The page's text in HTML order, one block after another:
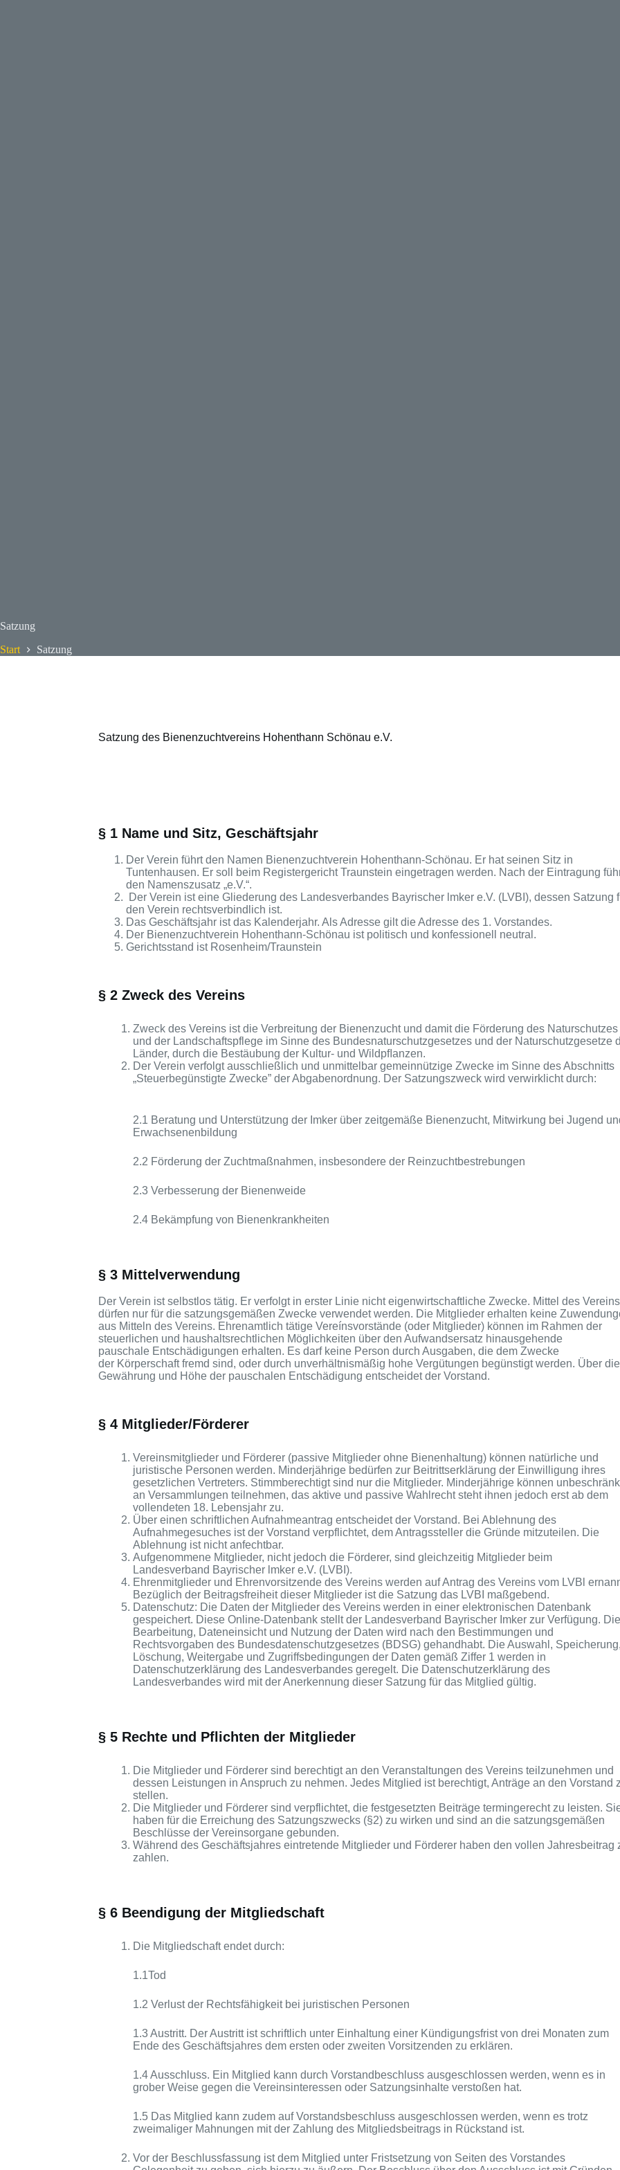
Satzung
Start Satzung
Satzung des Bienenzuchtvereins Hohenthann Schönau e.V.
§ 1 Name und Sitz, Geschäftsjahr
Der Verein führt den Namen Bienenzuchtverein Hohenthann-Schönau. Er hat seinen Sitz in
Tuntenhausen. Er soll beim Registergericht Traunstein eingetragen werden. Nach der Eintragung
den Namenszusatz „e.V.“.
Der Verein ist eine Gliederung des Landesverbandes Bayrischer lmker e.V. (LVBI), dessen Satzung
den Verein rechtsverbindlich ist.
Das Geschäftsjahr ist das Kalenderjahr. Als Adresse gilt die Adresse des 1. Vorstandes.
Der Bienenzuchtverein Hohenthann-Schönau ist politisch und konfessionell neutral.
Gerichtsstand ist Rosenheim/Traunstein
§ 2 Zweck des Vereins
Zweck des Vereins ist die Verbreitung der Bienenzucht und damit die Förderung des Naturschutzes
und der Landschaftspflege im Sinne des Bundesnaturschutzgesetzes und der Naturschutzgesetze
Länder, durch die Bestäubung der Kultur- und Wildpﬂanzen.
Der Verein verfolgt ausschließlich und unmittelbar gemeinnützige Zwecke im Sinne des Abschnitts
„Steuerbegünstigte Zwecke” der Abgabenordnung. Der Satzungszweck wird verwirklicht durch:
2.1 Beratung und Unterstützung der Imker über zeitgemäße Bienenzucht, Mitwirkung bei Jugend
Erwachsenenbildung
2.2 Förderung der Zuchtmaßnahmen, insbesondere der Reinzuchtbestrebungen
2.3 Verbesserung der Bienenweide
2.4 Bekämpfung von Bienenkrankheiten
§ 3 Mittelverwendung
Der Verein ist selbstlos tätig. Er verfolgt in erster Linie nicht eigenwirtschaftliche Zwecke. Mittel des Vereins
dürfen nur für die satzungsgemäßen Zwecke verwendet werden. Die Mitglieder erhalten keine
aus Mitteln des Vereins. Ehrenamtlich tätige Vereínsvorstände (oder Mitglieder) können im Rahmen der
steuerlichen und haushaltsrechtlichen Möglichkeiten über den Aufwandsersatz hinausgehende
pauschale Entschädigungen erhalten. Es darf keine Person durch Ausgaben, die dem Zwecke
der Körperschaft fremd sind, oder durch unverhältnismäßig hohe Vergütungen begünstigt werden. Über die
Gewährung und Höhe der pauschalen Entschädigung entscheidet der Vorstand.
§ 4 Mitglieder/Förderer
Vereinsmitglieder und Förderer (passive Mitglieder ohne Bienenhaltung) können natürliche und
juristische Personen werden. Minderjährige bedürfen zur Beitrittserklärung der Einwilligung ihres
gesetzlichen Vertreters. Stimmberechtigt sind nur die Mitglieder. Minderjährige können
an Versammlungen teilnehmen, das aktive und passive Wahlrecht steht ihnen jedoch erst ab dem
vollendeten 18. Lebensjahr zu.
Über einen schriftlichen Aufnahmeantrag entscheidet der Vorstand. Bei Ablehnung des
Aufnahmegesuches ist der Vorstand verpflichtet, dem Antragssteller die Gründe mitzuteilen. Die
Ablehnung ist nicht anfechtbar.
Aufgenommene Mitglieder, nicht jedoch die Förderer, sind gleichzeitig Mitglieder beim
Landesverband Bayrischer lmker e.V. (LVBI).
Ehrenmitglieder und Ehrenvorsitzende des Vereins werden auf Antrag des Vereins vom LVBl
Bezüglich der Beitragsfreiheit dieser Mitglieder ist die Satzung das LVBI maßgebend.
Datenschutz: Die Daten der Mitglieder des Vereins werden in einer elektronischen Datenbank
gespeichert. Diese Online-Datenbank stellt der Landesverband Bayrischer Imker zur Verfügung. Die
Bearbeitung, Dateneinsicht und Nutzung der Daten wird nach den Bestimmungen und
Rechtsvorgaben des Bundesdatenschutzgesetzes (BDSG) gehandhabt. Die Auswahl, Speicherung,
Löschung, Weitergabe und Zugriffsbedingungen der Daten gemäß Ziffer 1 werden in
Datenschutzerklärung des Landesverbandes geregelt. Die Datenschutzerklärung des
Landesverbandes wird mit der Anerkennung dieser Satzung für das Mitglied gültig.
§ 5 Rechte und Pflichten der Mitglieder
Die Mitglieder und Förderer sind berechtigt an den Veranstaltungen des Vereins teilzunehmen und
dessen Leistungen in Anspruch zu nehmen. Jedes Mitglied ist berechtigt, Anträge an den Vorstand
stellen.
Die Mitglieder und Förderer sind verpflichtet, die festgesetzten Beiträge termingerecht zu leisten.
haben für die Erreichung des Satzungszwecks (§2) zu wirken und sind an die satzungsgemäßen
Beschlüsse der Vereinsorgane gebunden.
Während des Geschäftsjahres eintretende Mitglieder und Förderer haben den vollen Jahresbeitrag
zahlen.
§ 6 Beendigung der Mitgliedschaft
Die Mitgliedschaft endet durch:
1.1Tod
1.2 Verlust der Rechtsfähigkeit bei juristischen Personen
1.3 Austritt. Der Austritt ist schriftlich unter Einhaltung einer Kündigungsfrist von drei Monaten zum
Ende des Geschäftsjahres dem ersten oder zweiten Vorsitzenden zu erklären.
1.4 Ausschluss. Ein Mitglied kann durch Vorstandbeschluss ausgeschlossen werden, wenn es in
grober Weise gegen die Vereinsinteressen oder Satzungsinhalte verstoßen hat.
1.5 Das Mitglied kann zudem auf Vorstandsbeschluss ausgeschlossen werden, wenn es trotz
zweimaliger Mahnungen mit der Zahlung des Mitgliedsbeitrags in Rückstand ist.
Vor der Beschlussfassung ist dem Mitglied unter Fristsetzung von Seiten des Vorstandes